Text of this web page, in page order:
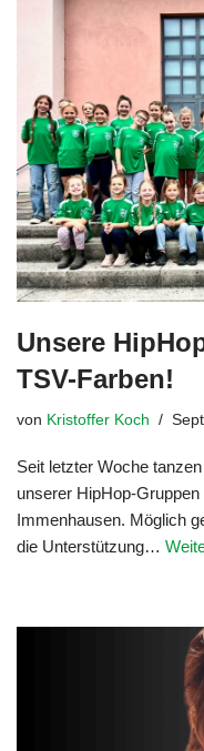
Unsere
TSV-Farben!
von Kristoffer Koch
Seit letzter Woche
unserer HipHop-
Immenhausen. Möglich
die Unterstützung…